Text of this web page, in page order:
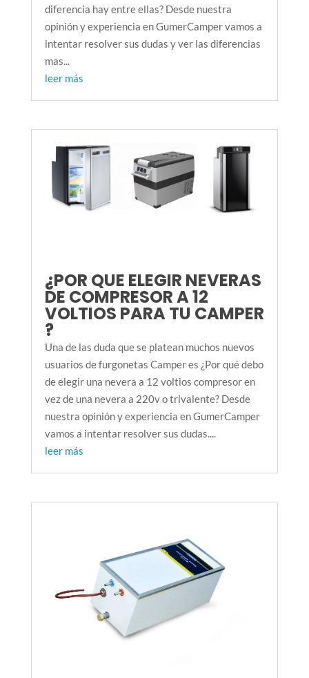
diferencia hay entre ellas? Desde nuestra
opinión y experiencia en GumerCamper vamos a
intentar resolver sus dudas y ver las diferencias
mas...
leer más
¿POR QUE ELEGIR NEVERAS
DE COMPRESOR A 12
VOLTIOS PARA TU CAMPER
?
Una de las duda que se platean muchos nuevos
usuarios de furgonetas Camper es ¿Por qué debo
de elegir una nevera a 12 voltios compresor en
vez de una nevera a 220v o trivalente? Desde
nuestra opinión y experiencia en GumerCamper
vamos a intentar resolver sus dudas....
leer más